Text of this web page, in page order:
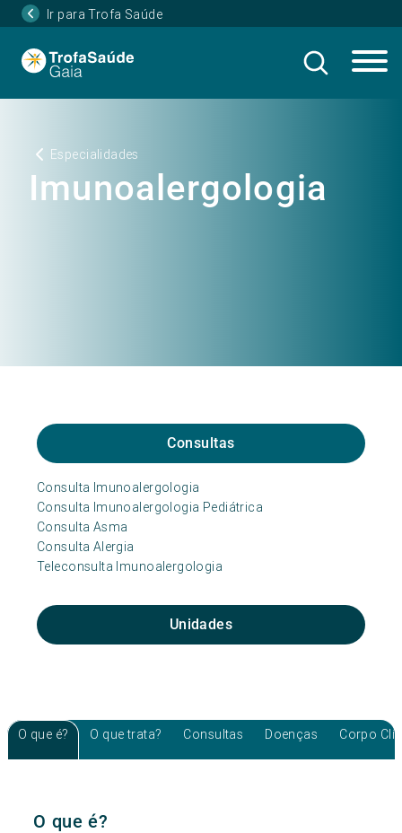
Ir para Trofa Saúde
Especialidades
Imunoalergologia
Consultas
Consulta Imunoalergologia
Consulta Imunoalergologia Pediátrica
Consulta Asma
Consulta Alergia
Teleconsulta Imunoalergologia
Unidades
O que é? O que trata? Consultas Doenças Corpo
O que é?